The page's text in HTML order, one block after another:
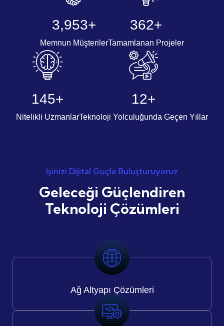
4,420+
Memnun Müşteriler
404+
Tamamlanan Projeler
163+
Nitelikli Uzmanlar
13+
Teknoloji Yolculuğunda Geçen Yıllar
İşinizi Dijital Güçle Buluşturuyoruz
Geleceği Güçlendiren
Teknoloji Çözümleri
Ağ Altyapı Çözümleri